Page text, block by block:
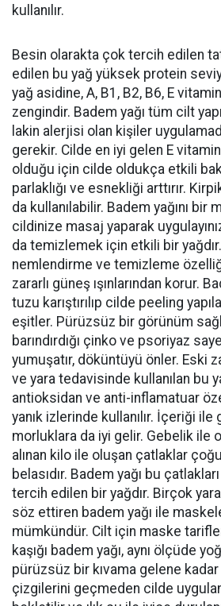
kullanılır.
Besin olarakta çok tercih edilen
edilen bu yağ yüksek protein
yağ asidine, A, B1, B2, B6, E
zengindir. Badem yağı tüm cilt
lakin alerjisi olan kişiler
gerekir. Cilde en iyi gelen E
olduğu için cilde oldukça etkili
parlaklığı ve esnekliği arttırır.
da kullanılabilir. Badem yağını bir
cildinize masaj yaparak
da temizlemek için etkili bir
nemlendirme ve temizleme
zararlı güneş ışınlarından korur.
tuzu karıştırılıp cilde peeling
eşitler. Pürüzsüz bir görünüm
barındırdığı çinko ve psoriyaz
yumuşatır, döküntüyü önler. Eski
ve yara tedavisinde kullanılan bu
antioksidan ve anti-inflamatuar
yanık izlerinde kullanılır. İçeriği
morluklara da iyi gelir. Gebelik ile
alınan kilo ile oluşan çatlaklar çoğu
belasıdır. Badem yağı bu
tercih edilen bir yağdır. Birçok
söz ettiren badem yağı ile
mümkündür. Cilt için maske
kaşığı badem yağı, aynı ölçüde
pürüzsüz bir kıvama gelene kadar
çizgilerini geçmeden cilde